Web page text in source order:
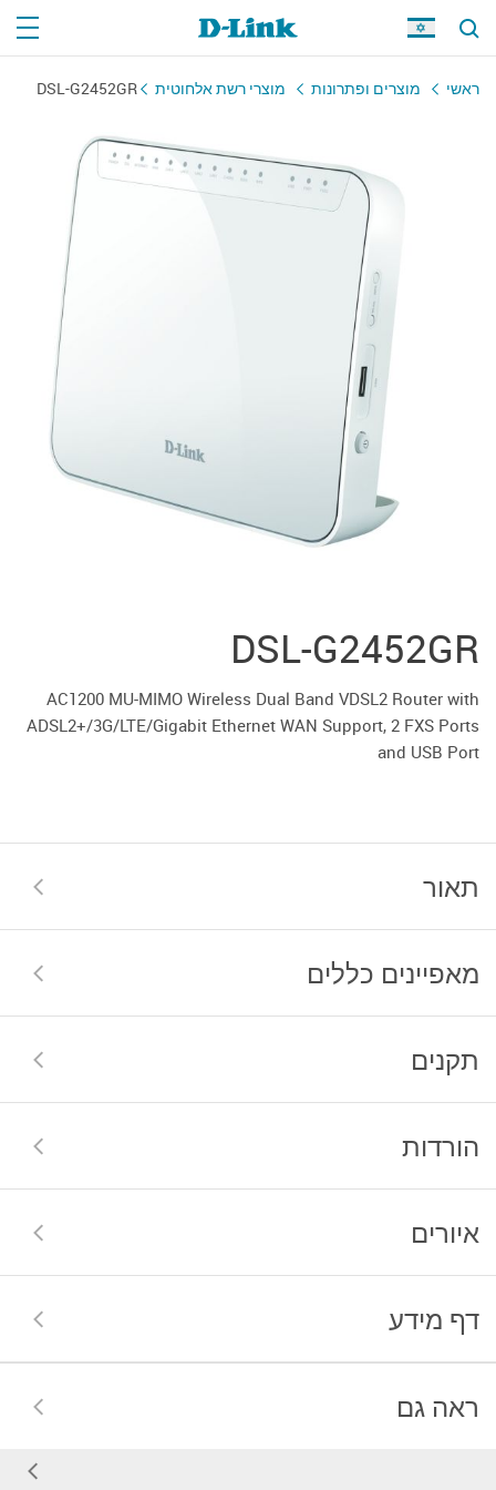
ראשי מוצרים ופתרונות מוצרי רשת אלחוטית DSL-G2452GR
DSL-G2452GR
AC1200 MU-MIMO Wireless Dual Band VDSL2 Router with
ADSL2+/3G/LTE/Gigabit Ethernet WAN Support, 2 FXS Ports
and USB Port
תאור
מאפיינים כללים
תקנים
הורדות
איורים
דף מידע
ראה גם